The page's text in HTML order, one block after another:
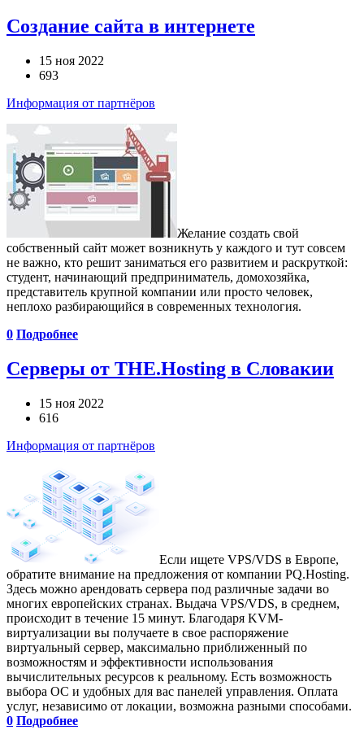
Создание сайта в интернете
15 ноя 2022
693
Информация от партнёров
Желание создать свой
собственный сайт может возникнуть у каждого и тут совсем
не важно, кто решит заниматься его развитием и раскруткой:
студент, начинающий предприниматель, домохозяйка,
представитель крупной компании или просто человек,
неплохо разбирающийся в современных технология.
0 Подробнее
Серверы от THE.Hosting в Словакии
15 ноя 2022
616
Информация от партнёров
Если ищете VPS/VDS в Европе,
обратите внимание на предложения от компании PQ.Hosting.
Здесь можно арендовать сервера под различные задачи во
многих европейских странах. Выдача VPS/VDS, в среднем,
происходит в течение 15 минут. Благодаря KVM-
виртуализации вы получаете в свое распоряжение
виртуальный сервер, максимально приближенный по
возможностям и эффективности использования
вычислительных ресурсов к реальному. Есть возможность
выбора ОС и удобных для вас панелей управления. Оплата
услуг, независимо от локации, возможна разными способами.
0 Подробнее